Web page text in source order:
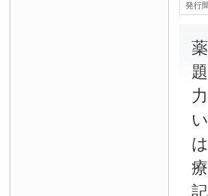
発行